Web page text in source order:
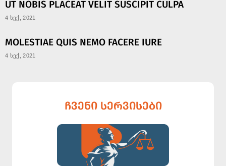
UT NOBIS PLACEAT VELIT SUSCIPIT CULPA
4 სექ, 2021
MOLESTIAE QUIS NEMO FACERE IURE
4 სექ, 2021
ᲩᲕᲔᲜᲘ ᲡᲔᲠᲕᲘᲡᲔᲑᲘ